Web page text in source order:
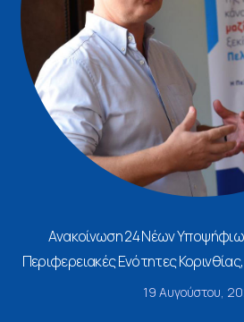
Ανακοίνωση 24 Νέων
Περιφερειακές Ενότητες
19 Αυγούστου,